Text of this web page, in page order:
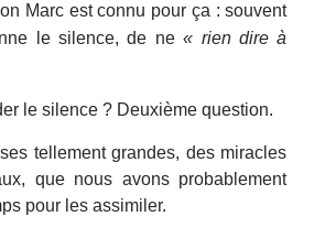
Marc est connu pour ça : souvent
le silence, de ne« rien dire à
le silence ? Deuxième question.
tellement grandes, des miracles
que nous avons probablement
pour les assimiler.